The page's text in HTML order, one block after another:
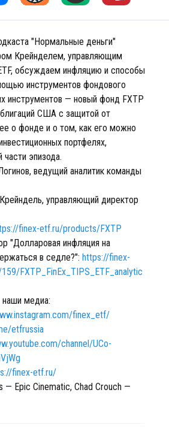
"Нормальные деньги"
Крейнделем, управляющим
обсуждаем инфляцию и способы
инструментов фондового
инструментов — новый фонд FXTP
США с защитой от
о фонде и о том, как его можно
портфелях,
эпизода.
ведущий аналитик команды
управляющий директор
finex-etf.ru/products/FXTP
"Долларовая инфляция на
в седле?": https://finex-
FXTP_FinEx_TIPS_ETF_analytic
наши медиа:
finex_etf/
etfrussia
channel/UCo-
finex-etf.ru/
— Epic Cinematic, Chad Crouch —